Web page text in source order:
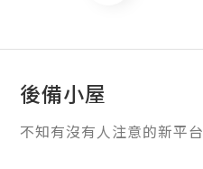
後備小屋
不知有沒有人注意的新平台